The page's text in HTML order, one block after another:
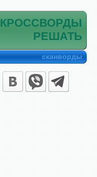
КРОССВОРДЫ
РЕШАТЬ
сканворды